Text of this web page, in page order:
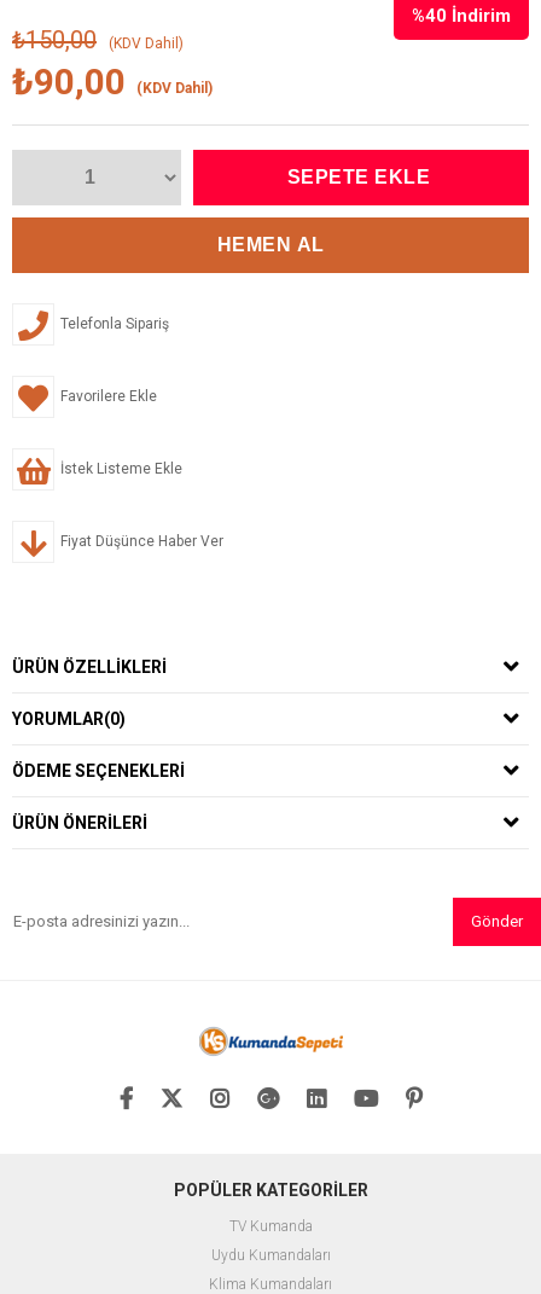
%40 İndirim
₺150,00 (KDV Dahil)
₺90,00 (KDV Dahil)
Telefonla Sipariş
Favorilere Ekle
İstek Listeme Ekle
Fiyat Düşünce Haber Ver
ÜRÜN ÖZELLIKLERI
YORUMLAR(0)
ÖDEME SEÇENEKLERI
ÜRÜN ÖNERILERI
Gönder
POPÜLER KATEGORİLER
TV Kumanda
Uydu Kumandaları
Klima Kumandaları